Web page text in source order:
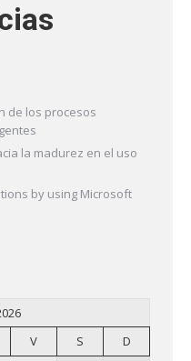
de los procesos
la madurez en el uso
by using Microsoft
V S
D